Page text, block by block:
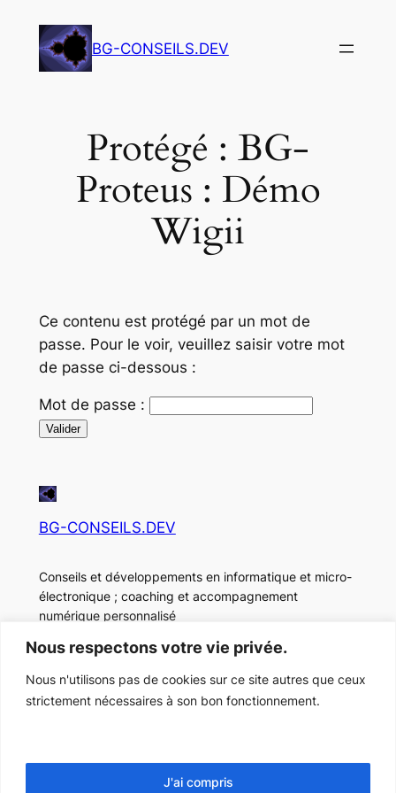
Nous respectons votre vie privée.
Nous n'utilisons pas de cookies sur ce site autres que ceux
strictement nécessaires à son bon fonctionnement.
J'ai compris
contenu
BG-CONSEILS.DEV
Protégé : BG-
Proteus : Démo
Wigii
Ce contenu est protégé par un mot de
passe. Pour le voir, veuillez saisir votre mot
de passe ci-dessous :
Mot de passe :
BG-CONSEILS.DEV
Conseils et développements en informatique et micro-
électronique ; coaching et accompagnement
numérique personnalisé
Informations légales